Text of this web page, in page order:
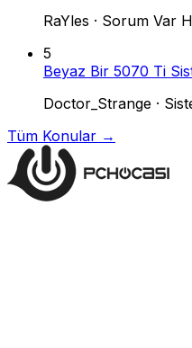
RaYles · Sorum Var
5
Beyaz Bir 5070 Ti
Doctor_Strange ·
Tüm Konular →